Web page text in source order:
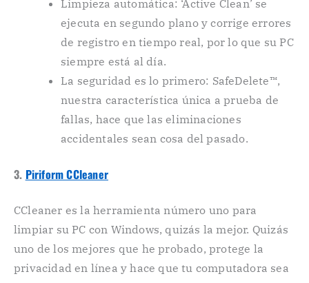
Limpieza automática: ‘Active Clean’ se
ejecuta en segundo plano y corrige errores
de registro en tiempo real, por lo que su PC
siempre está al día.
La seguridad es lo primero: SafeDelete™,
nuestra característica única a prueba de
fallas, hace que las eliminaciones
accidentales sean cosa del pasado.
3. Piriform CCleaner
CCleaner es la herramienta número uno para
limpiar su PC con Windows, quizás la mejor. Quizás
uno de los mejores que he probado, protege la
privacidad en línea y hace que tu computadora sea